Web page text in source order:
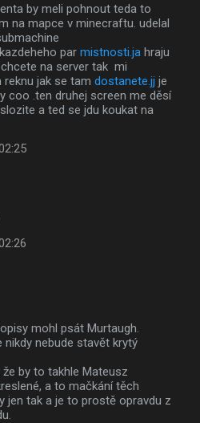
by meli pohnout teda to
na mapce v minecraftu. udelal
par mistnosti.ja hraju
na server tak mi
jak se tam dostanete.jj je
coo .ten druhej screen me děsí
a ted se jdu koukat na
mohl psát Murtaugh.
nikdy nebude stavět krytý
by to takhle Mateusz
a to mačkání těch
jen tak a je to prostě opravdu z